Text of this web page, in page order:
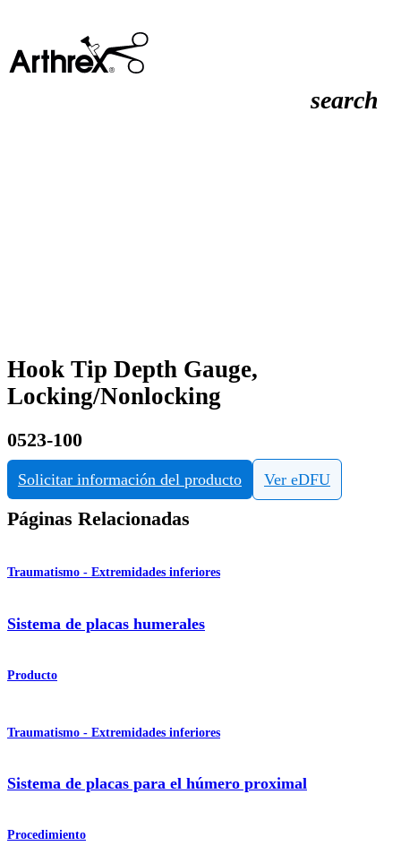
search
Hook Tip Depth Gauge,
Locking/Nonlocking
0523-100
Solicitar información del producto Ver eDFU
Páginas Relacionadas
Traumatismo - Extremidades inferiores
Sistema de placas humerales
Producto
Traumatismo - Extremidades inferiores
Sistema de placas para el húmero proximal
Procedimiento